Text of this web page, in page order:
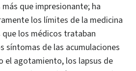
que impresionante; ha
los límites de la medicina
los médicos trataban
síntomas de las acumulaciones
el agotamiento, los lapsus de